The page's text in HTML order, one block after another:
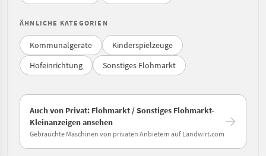
ÄHNLICHE KATEGORIEN
Kommunalgeräte
Kinderspielzeuge
Hofeinrichtung
Sonstiges Flohmarkt
Auch von Privat: Flohmarkt / Sonstiges Flohmarkt-
Kleinanzeigen ansehen
Gebrauchte Maschinen von privaten Anbietern auf Landwirt.com